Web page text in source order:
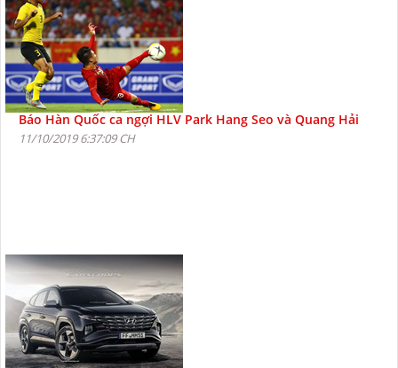
Báo Hàn Quốc ca ngợi HLV Park Hang Seo và Quang Hải
11/10/2019 6:37:09 CH